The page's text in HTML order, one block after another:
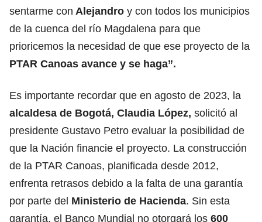
sentarme con Alejandro y con todos los municipios
de la cuenca del río Magdalena para que
prioricemos la necesidad de que ese proyecto de la
PTAR Canoas avance y se haga”.
Es importante recordar que en agosto de 2023, la
alcaldesa de Bogotá, Claudia López, solicitó al
presidente Gustavo Petro evaluar la posibilidad de
que la Nación financie el proyecto. La construcción
de la PTAR Canoas, planificada desde 2012,
enfrenta retrasos debido a la falta de una garantía
por parte del Ministerio de Hacienda. Sin esta
garantía, el Banco Mundial no otorgará los 600